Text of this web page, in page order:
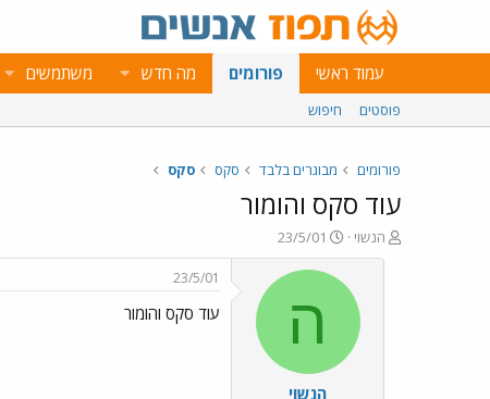
עמוד ראשי פורומים מה חדש משתמשים
פוסטים חיפוש
פורומים מבוגרים בלבד סקס סקס
עוד סקס והומור
פ
ו
הנשוי
פ
ו
ר
ם
א
ר
23/5/01
ה
הנשוי
23/5/01
עוד סקס והומור